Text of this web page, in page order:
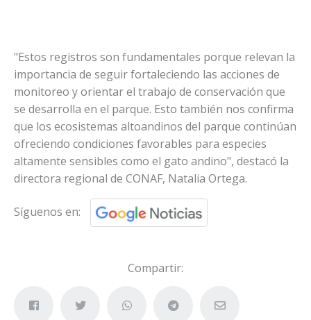
"Estos registros son fundamentales porque relevan la
importancia de seguir fortaleciendo las acciones de
monitoreo y orientar el trabajo de conservación que
se desarrolla en el parque. Esto también nos confirma
que los ecosistemas altoandinos del parque continúan
ofreciendo condiciones favorables para especies
altamente sensibles como el gato andino", destacó la
directora regional de CONAF, Natalia Ortega.
Síguenos en:
Compartir: